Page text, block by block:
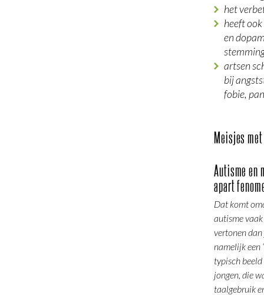
het
heeft
en
artsen
bij
fobie,
Meisjes met
Autisme en
apart
Dat komt
autisme
vertonen
namelijk een
typisch
jongen, die
taalgebruik